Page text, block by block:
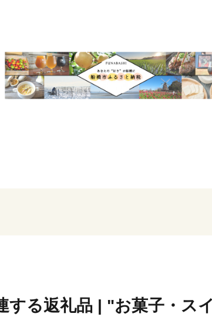
する返礼品 | "お菓子・ス